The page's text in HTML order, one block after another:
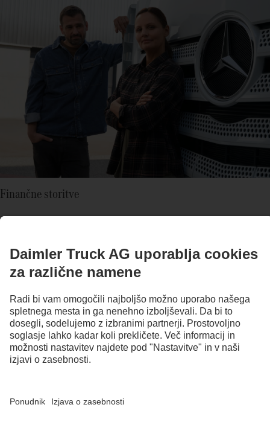
Finančne storitve
lastništvo vozila – Daimler Truck Financial Services ima
individualno rešitev za vaše tovorno vozilo in vaše poslovanje.
Izvedite več